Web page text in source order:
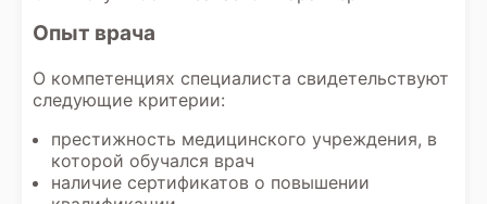
Опыт врача
О компетенциях специалиста свидетельствуют
следующие критерии:
престижность медицинского учреждения, в
которой обучался врач
наличие сертификатов о повышении